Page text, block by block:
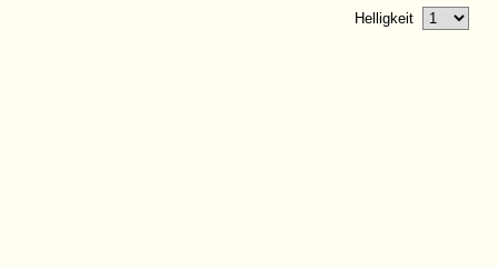
Helligkeit